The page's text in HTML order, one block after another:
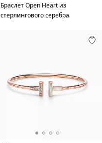
Браслет Open Heart из
стерлингового серебра